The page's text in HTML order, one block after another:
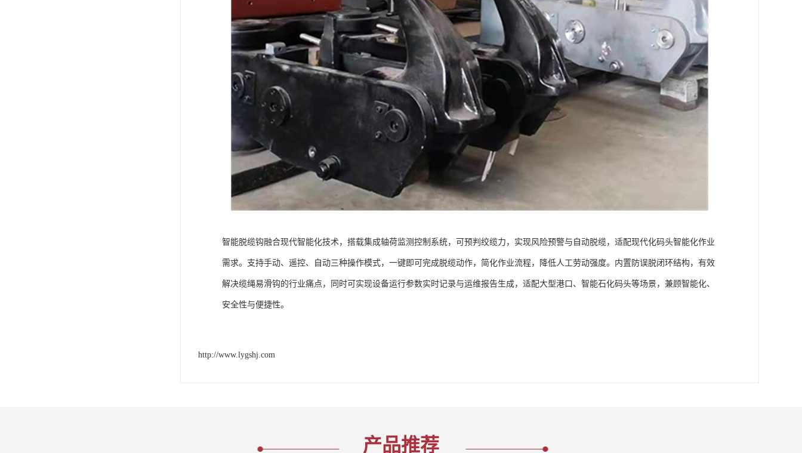
智能脱缆钩融合现代智能化技术，搭载集成轴荷监测控制系统，可预判绞缆力，实现风险预警与自动脱缆，适配现代化码头智能化作业
需求。支持手动、遥控、自动三种操作模式，一键即可完成脱缆动作，简化作业流程，降低人工劳动强度。内置防误脱闭环结构，有效
解决缆绳易滑钩的行业痛点，同时可实现设备运行参数实时记录与运维报告生成，适配大型港口、智能石化码头等场景，兼顾智能化、
安全性与便捷性。
http://www.lygshj.com
产品推荐